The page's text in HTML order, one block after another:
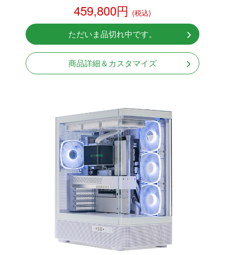
RTX 5070Ti 16GB
NVMeSSD 1TB
無線LAN Bluetooth対応
Windows11 Home 64bit
459,800円 (税込)
ただいま品切れ中です。
商品詳細＆カスタマイズ